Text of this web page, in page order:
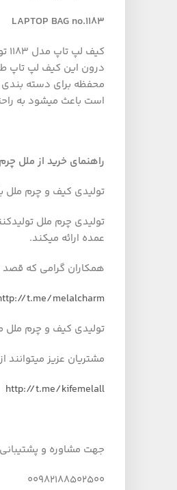
LAPTOP BAG no.1183
کیف لپ تاپ مدل 1183 تولید شده توسط
محفظه برای دسته
است باعث میشود به
راهنمای خرید از ملل چرم
تولیدی کیف و چرم
تولیدی چرم ملل
عمده ارائه میکند.
همکاران گرامی که قصد
t.me/melalcharm
تولیدی کیف و چرم ملل
مشتریان عزیز
http://t.me/kifemelall
جهت مشاوره و
00982188502500